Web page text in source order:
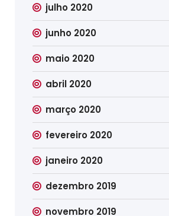
julho 2020
junho 2020
maio 2020
abril 2020
março 2020
fevereiro 2020
janeiro 2020
dezembro 2019
novembro 2019